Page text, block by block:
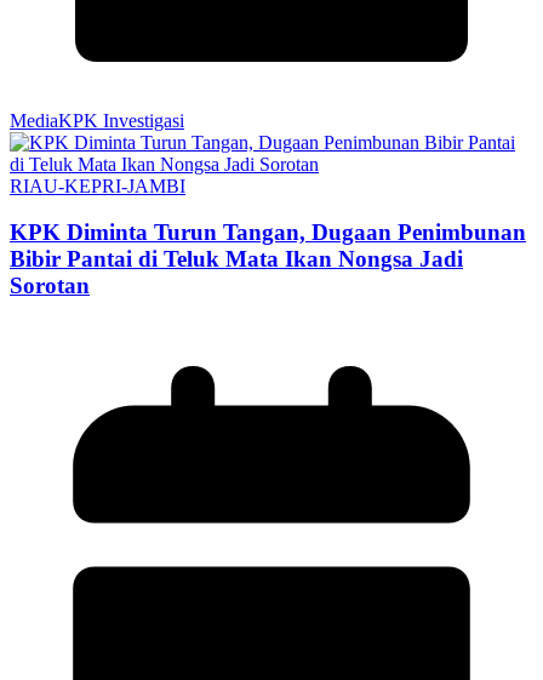
MediaKPK Investigasi
RIAU-KEPRI-JAMBI
KPK Diminta Turun Tangan, Dugaan Penimbunan
Bibir Pantai di Teluk Mata Ikan Nongsa Jadi
Sorotan